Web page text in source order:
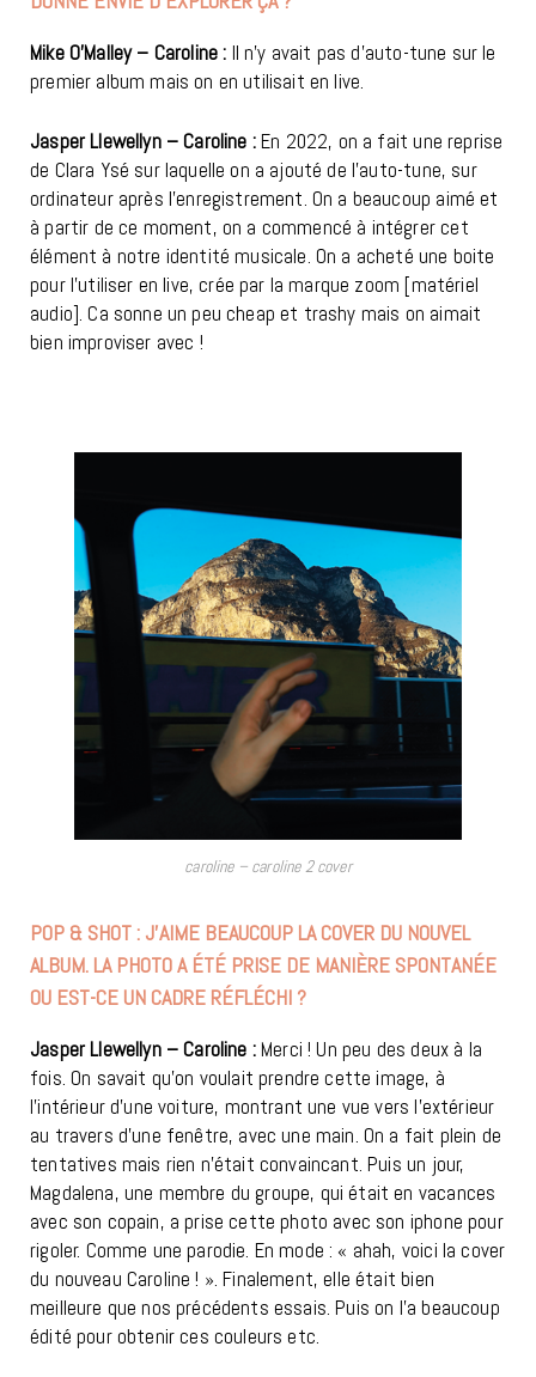
Mike O’Malley – Caroline : Il n’y avait pas d’auto-tune sur le
premier album mais on en utilisait en live.
Jasper Llewellyn – Caroline :En 2022, on a fait une reprise
de Clara Ysé sur laquelle on a ajouté de l’auto-tune, sur
ordinateur après l’enregistrement. On a beaucoup aimé et
à partir de ce moment, on a commencé à intégrer cet
élément à notre identité musicale. On a acheté une boite
pour l’utiliser en live, crée par la marque zoom [matériel
audio]. Ca sonne un peu cheap et trashy mais on aimait
bien improviser avec !
caroline – caroline 2 cover
POP & SHOT : J’AIME BEAUCOUP LA COVER DU NOUVEL
ALBUM. LA PHOTO A ÉTÉ PRISE DE MANIÈRE SPONTANÉE
OU EST-CE UN CADRE RÉFLÉCHI ?
Jasper Llewellyn – Caroline :Merci ! Un peu des deux à la
fois. On savait qu’on voulait prendre cette image, à
l’intérieur d’une voiture, montrant une vue vers l’extérieur
au travers d’une fenêtre, avec une main. On a fait plein de
tentatives mais rien n’était convaincant. Puis un jour,
Magdalena, une membre du groupe, qui était en vacances
avec son copain, a prise cette photo avec son iphone pour
rigoler. Comme une parodie. En mode : « ahah, voici la cover
du nouveau Caroline ! ». Finalement, elle était bien
meilleure que nos précédents essais. Puis on l’a beaucoup
édité pour obtenir ces couleurs etc.